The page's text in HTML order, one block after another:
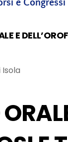
e Congressi
E